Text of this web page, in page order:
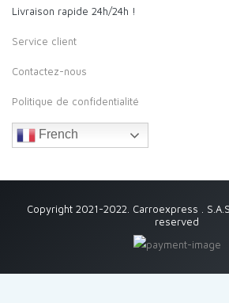
Livraison rapide 24h/24h !
Service client
Contactez-nous
Politique de confidentialité
French
Copyright 2021-2022. Carroexpress .
reserved